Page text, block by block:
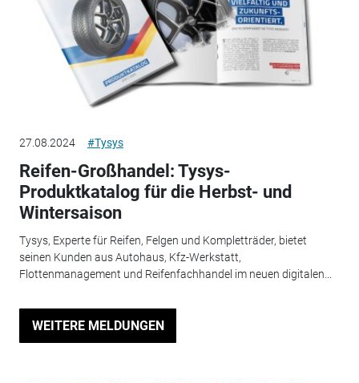
27.08.2024 #Tysys
Reifen-Großhandel: Tysys-
Produktkatalog für die Herbst- und
Wintersaison
Tysys, Experte für Reifen, Felgen und Kompletträder, bietet
seinen Kunden aus Autohaus, Kfz-Werkstatt,
Flottenmanagement und Reifenfachhandel im neuen digitalen...
WEITERE MELDUNGEN